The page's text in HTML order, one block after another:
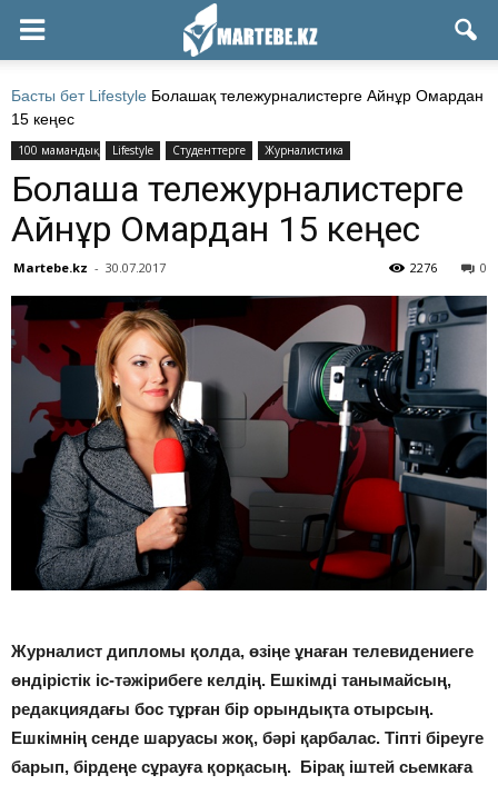
Басты бет Lifestyle Болашақ тележурналистерге Айнұр Омардан
15 кеңес
100 мамандық Lifestyle Студенттерге Журналистика
Болашақ тележурналистерге
Айнұр Омардан 15 кеңес
Martebe.kz - 30.07.2017 0
2276
Журналист дипломы қолда, өзіңе ұнаған телевидениеге
өндірістік іс-тәжірибеге келдің. Ешкімді танымайсың,
редакциядағы бос тұрған бір орындықта отырсың.
Ешкімнің сенде шаруасы жоқ, бәрі қарбалас. Тіпті біреуге
барып, бірдеңе сұрауға қорқасың. Бірақ іштей сьемкаға